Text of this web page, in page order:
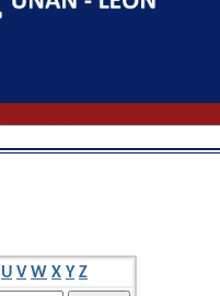
U V W X Y Z